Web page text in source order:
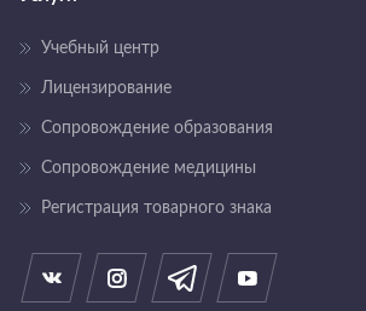
Учебный центр
Лицензирование
Сопровождение образования
Сопровождение медицины
Регистрация товарного знака